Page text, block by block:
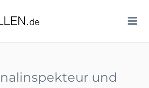
TECHSTELLEN.DE
und